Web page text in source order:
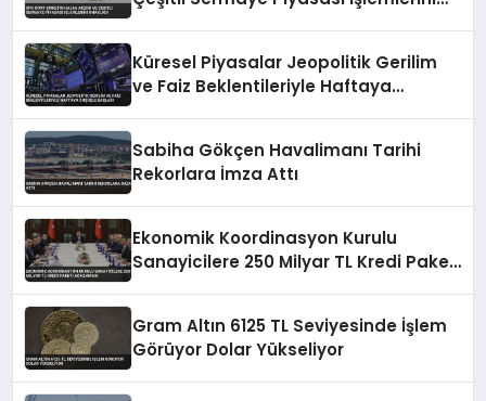
Küresel Piyasalar Jeopolitik Gerilim
ve Faiz Beklentileriyle Haftaya
Sabiha Gökçen Havalimanı Tarihi
Rekorlara İmza Attı
Ekonomik Koordinasyon Kurulu
Sanayicilere 250 Milyar TL Kredi Paketi
Gram Altın 6125 TL Seviyesinde İşlem
Görüyor Dolar Yükseliyor